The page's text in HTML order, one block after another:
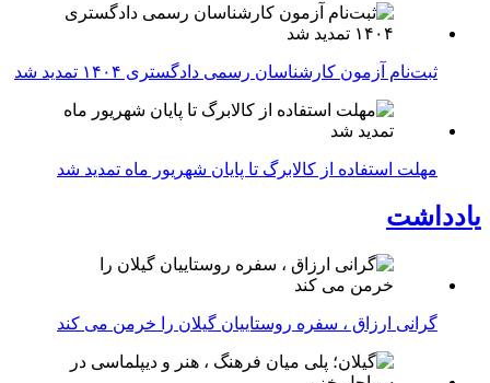
ثبت‌نام آزمون کارشناسان رسمی دادگستری ۱۴۰۴ تمدید شد
مهلت استفاده از کالابرگ تا پایان شهریور ماه تمدید شد
یادداشت
گرانی ارزاق ، سفره روستاییان گیلان را خرمن می کند